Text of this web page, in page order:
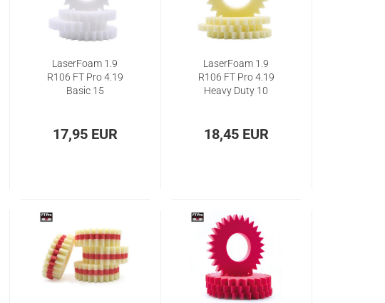
LaserFoam 1.9
R106 FT Pro 4.19
Basic 15
17,95 EUR
LaserFoam 1.9
R106 FT Pro 4.19
Heavy Duty 10
18,45 EUR